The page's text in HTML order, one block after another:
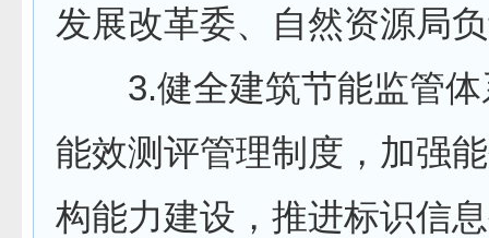
发展改革委、自然资源局
3.健全建筑节能监管体
能效测评管理制度，加强
构能力建设，推进标识信